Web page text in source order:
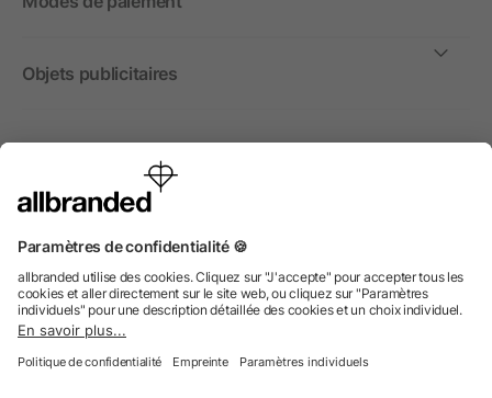
Objets publicitaires
International
Nous commercialisons nos objets publicitaires et articles